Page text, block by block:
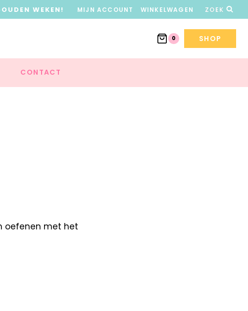
WEKEN! MIJN ACCOUNT WINKELWAGEN ZOEK
0 SHOP
CONTACT
oefenen met het